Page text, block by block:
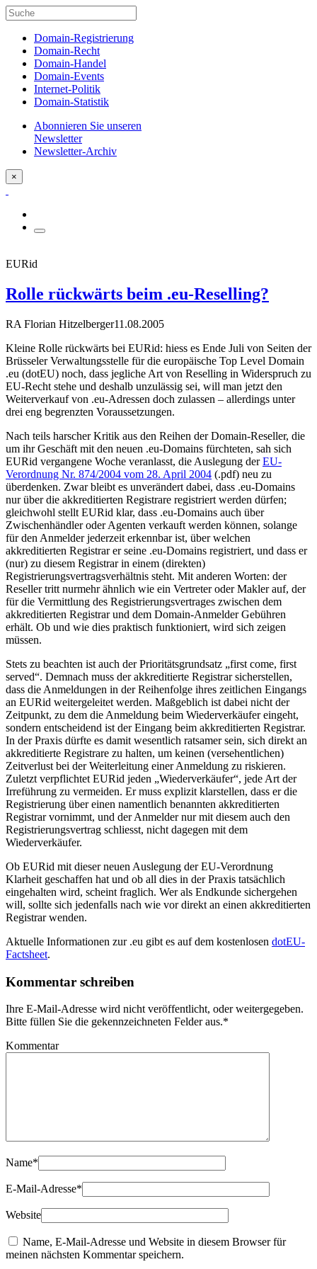
Domain-Registrierung
Domain-Recht
Domain-Handel
Domain-Events
Internet-Politik
Domain-Statistik
Abonnieren Sie unseren
Newsletter
Newsletter-Archiv
×
EURid
Rolle rückwärts beim .eu-Reselling?
RA Florian Hitzelberger11.08.2005
Kleine Rolle rückwärts bei EURid: hiess es Ende Juli von Seiten der
Brüsseler Verwaltungsstelle für die europäische Top Level Domain
.eu (dotEU) noch, dass jegliche Art von Reselling in Widerspruch zu
EU-Recht stehe und deshalb unzulässig sei, will man jetzt den
Weiterverkauf von .eu-Adressen doch zulassen – allerdings unter
drei eng begrenzten Voraussetzungen.
Nach teils harscher Kritik aus den Reihen der Domain-Reseller, die
um ihr Geschäft mit den neuen .eu-Domains fürchteten, sah sich
EURid vergangene Woche veranlasst, die Auslegung derEU-
Verordnung Nr. 874/2004 vom 28. April 2004 (.pdf) neu zu
überdenken. Zwar bleibt es unverändert dabei, dass .eu-Domains
nur über die akkreditierten Registrare registriert werden dürfen;
gleichwohl stellt EURid klar, dass .eu-Domains auch über
Zwischenhändler oder Agenten verkauft werden können, solange
für den Anmelder jederzeit erkennbar ist, über welchen
akkreditierten Registrar er seine .eu-Domains registriert, und dass er
(nur) zu diesem Registrar in einem (direkten)
Registrierungsvertragsverhältnis steht. Mit anderen Worten: der
Reseller tritt nurmehr ähnlich wie ein Vertreter oder Makler auf, der
für die Vermittlung des Registrierungsvertrages zwischen dem
akkreditierten Registrar und dem Domain-Anmelder Gebühren
erhält. Ob und wie dies praktisch funktioniert, wird sich zeigen
müssen.
Stets zu beachten ist auch der Prioritätsgrundsatz „first come, first
served“. Demnach muss der akkreditierte Registrar sicherstellen,
dass die Anmeldungen in der Reihenfolge ihres zeitlichen Eingangs
an EURid weitergeleitet werden. Maßgeblich ist dabei nicht der
Zeitpunkt, zu dem die Anmeldung beim Wiederverkäufer eingeht,
sondern entscheidend ist der Eingang beim akkreditierten Registrar.
In der Praxis dürfte es damit wesentlich ratsamer sein, sich direkt an
akkreditierte Registrare zu halten, um keinen (versehentlichen)
Zeitverlust bei der Weiterleitung einer Anmeldung zu riskieren.
Zuletzt verpflichtet EURid jeden „Wiederverkäufer“, jede Art der
Irreführung zu vermeiden. Er muss explizit klarstellen, dass er die
Registrierung über einen namentlich benannten akkreditierten
Registrar vornimmt, und der Anmelder nur mit diesem auch den
Registrierungsvertrag schliesst, nicht dagegen mit dem
Wiederverkäufer.
Ob EURid mit dieser neuen Auslegung der EU-Verordnung
Klarheit geschaffen hat und ob all dies in der Praxis tatsächlich
eingehalten wird, scheint fraglich. Wer als Endkunde sichergehen
will, sollte sich jedenfalls nach wie vor direkt an einen akkreditierten
Registrar wenden.
Aktuelle Informationen zur .eu gibt es auf dem kostenlosen dotEU-
Factsheet.
Kommentar schreiben
Ihre E-Mail-Adresse wird nicht veröffentlicht, oder weitergegeben.
Bitte füllen Sie die gekennzeichneten Felder aus.*
Kommentar
Name*
E-Mail-Adresse*
Website
Name, E-Mail-Adresse und Website in diesem Browser für
meinen nächsten Kommentar speichern.